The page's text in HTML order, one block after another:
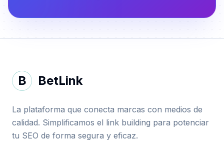
B BetLink
La plataforma que conecta marcas con medios de
calidad. Simplificamos el link building para potenciar
tu SEO de forma segura y eficaz.